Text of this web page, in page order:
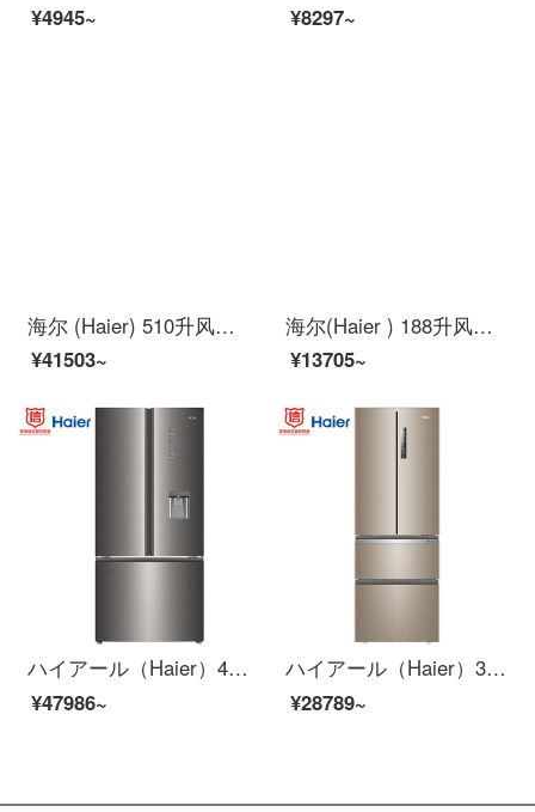
¥4945~
¥8297~
海尔 (Haier) 510升风冷无霜变频双开门对开门冰箱 +滚筒洗衣机全自动高温除菌微蒸汽除螨洗烘一体
¥41503~
海尔(Haier ) 188升风冷无霜两门双门冰箱DEO净味保鲜家用小型冰箱宿舍租房小巧不占地方BCD-188WDPS
¥13705~
ハイアール（Haier）490リットルダブル周波数変换风冷无霜三门冷蔵库Water cooler家族haier-Grand-d 3 BCD-490 WEA
¥47986~
ハイアール（Haier）330リットルダブル周波数変换风冷无霜4ドア冷蔵库3段変温スペースDEO正味保存新国标1级省エネBCD-330 WPTU 1
¥28789~